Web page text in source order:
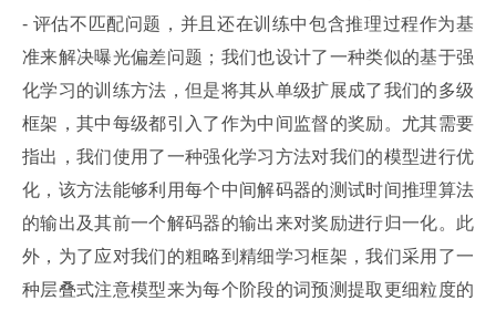
- 评估不匹配问题，并且还在训练中包含推理过程作为基
准来解决曝光偏差问题；我们也设计了一种类似的基于强
化学习的训练方法，但是将其从单级扩展成了我们的多级
框架，其中每级都引入了作为中间监督的奖励。尤其需要
指出，我们使用了一种强化学习方法对我们的模型进行优
化，该方法能够利用每个中间解码器的测试时间推理算法
的输出及其前一个解码器的输出来对奖励进行归一化。此
外，为了应对我们的粗略到精细学习框架，我们采用了一
种层叠式注意模型来为每个阶段的词预测提取更细粒度的